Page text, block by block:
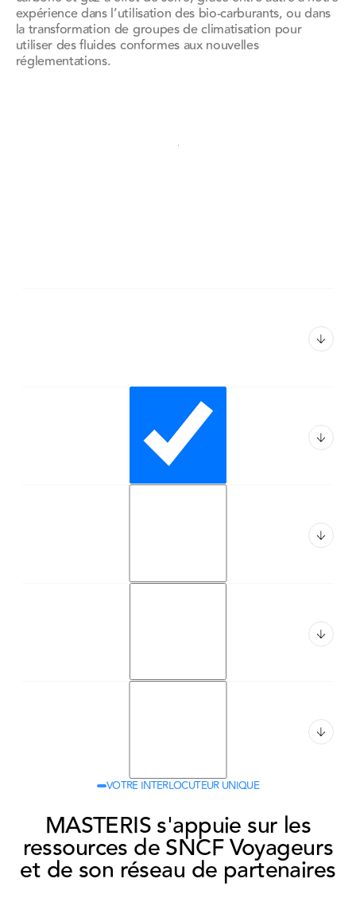
expérience dans l’utilisation des bio-carburants, ou dans
la transformation de groupes de climatisation pour
utiliser des fluides conformes aux nouvelles
réglementations.
Découvrir notre approche complète
Button Text
02. Optimiser la fiabilité d’un parc
Button Text
Button Text
Button Text
Button Text
VOTRE INTERLOCUTEUR UNIQUE
MASTERIS s'appuie sur les
ressources de SNCF Voyageurs
et de son réseau de partenaires